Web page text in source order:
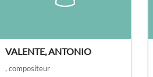
VALENTE, ANTONIO
, compositeur